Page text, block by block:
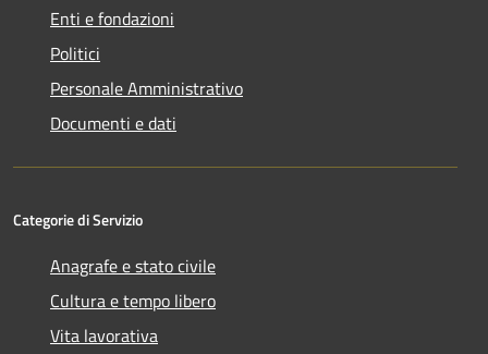
Enti e fondazioni
Politici
Personale Amministrativo
Documenti e dati
Categorie di Servizio
Anagrafe e stato civile
Cultura e tempo libero
Vita lavorativa